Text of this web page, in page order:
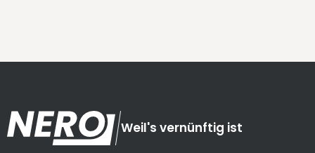
Weil's vernünftig ist